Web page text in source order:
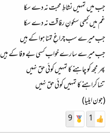
جب میں تمہیں نشاطِ محبت نہ دے سکا
غم میں کبھی سکونِ رفاقت نہ دے سکا
جب میرے سب چراغِ تمنا ہوا کے ہیں
جب میرے سارے خواب کسی بے وفا کے ہیں
پھر مجھ کو چاہنے کا تمہیں کوئی حق نہیں
تنہا کراہنے کا تمہیں کوئی حق نہیں
(جون ایلیا)
1
9